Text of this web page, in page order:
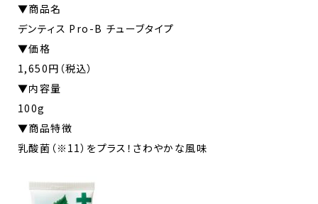
▼商品名
デンティス Pro-B チューブタイプ
▼価格
1,650円（税込）
▼内容量
100g
▼商品特徴
乳酸菌（※11）をプラス！さわやかな風味